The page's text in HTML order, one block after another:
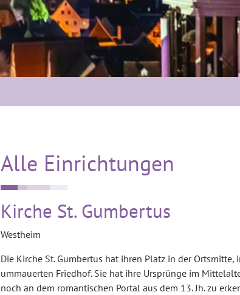
Alle Einrichtungen
Kirche St. Gumbertus
Westheim
Die Kirche St. Gumbertus hat ihren Platz in der Ortsmitte,
ummauerten Friedhof. Sie hat ihre Ursprünge im
noch an dem romantischen Portal aus dem 13. Jh. zu